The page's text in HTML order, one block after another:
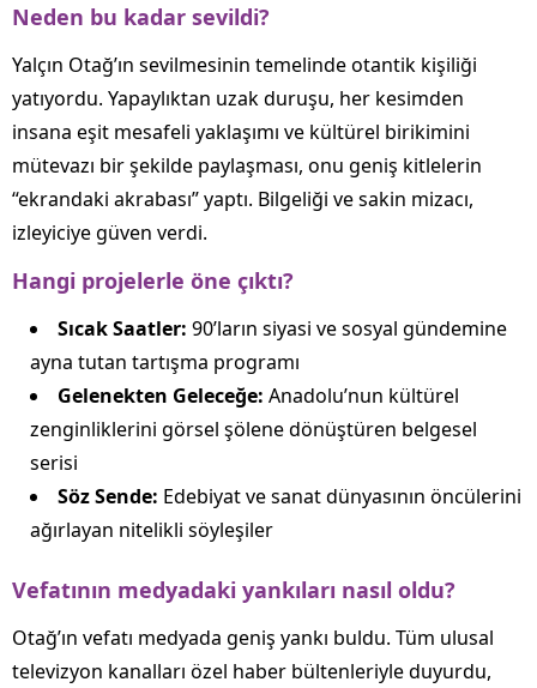
Neden bu kadar sevildi?
Yalçın Otağ’ın sevilmesinin temelinde otantik kişiliği
yatıyordu. Yapaylıktan uzak duruşu, her kesimden
insana eşit mesafeli yaklaşımı ve kültürel birikimini
mütevazı bir şekilde paylaşması, onu geniş kitlelerin
“ekrandaki akrabası” yaptı. Bilgeliği ve sakin mizacı,
izleyiciye güven verdi.
Hangi projelerle öne çıktı?
Sıcak Saatler: 90’ların siyasi ve sosyal gündemine
ayna tutan tartışma programı
Gelenekten Geleceğe: Anadolu’nun kültürel
zenginliklerini görsel şölene dönüştüren belgesel
serisi
Söz Sende: Edebiyat ve sanat dünyasının öncülerini
ağırlayan nitelikli söyleşiler
Vefatının medyadaki yankıları nasıl oldu?
Otağ’ın vefatı medyada geniş yankı buldu. Tüm ulusal
televizyon kanalları özel haber bültenleriyle duyurdu,